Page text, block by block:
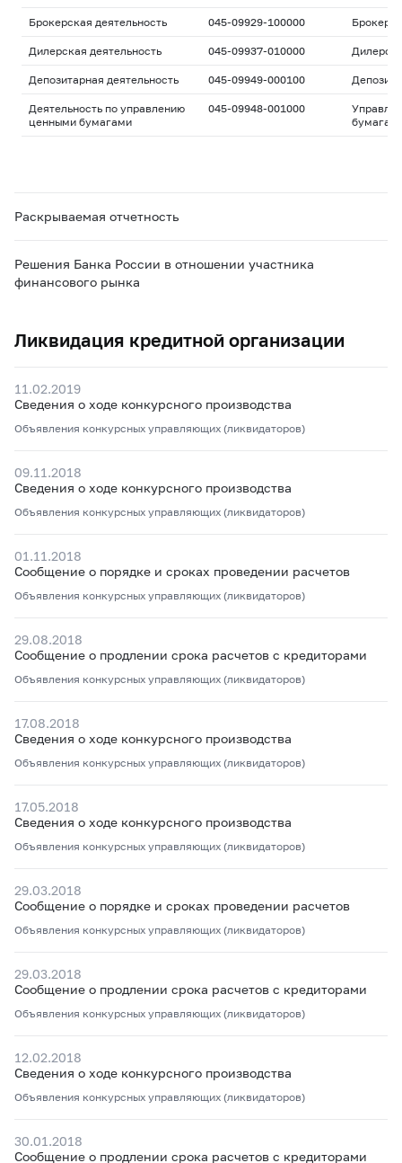
Брокерская деятельность 045-09929-100000
Дилерская деятельность 045-09937-010000
Депозитарная деятельность 045-09949-000100
Деятельность по управлению
ценными бумагами
045-09948-001000
Раскрываемая отчетность
Решения Банка России в отношении участника
финансового рынка
Ликвидация кредитной организации
11.02.2019
Сведения о ходе конкурсного производства
Объявления конкурсных управляющих (ликвидаторов)
09.11.2018
Сведения о ходе конкурсного производства
Объявления конкурсных управляющих (ликвидаторов)
01.11.2018
Сообщение о порядке и сроках проведении расчетов
Объявления конкурсных управляющих (ликвидаторов)
29.08.2018
Сообщение о продлении срока расчетов с кредиторами
Объявления конкурсных управляющих (ликвидаторов)
17.08.2018
Сведения о ходе конкурсного производства
Объявления конкурсных управляющих (ликвидаторов)
17.05.2018
Сведения о ходе конкурсного производства
Объявления конкурсных управляющих (ликвидаторов)
29.03.2018
Сообщение о порядке и сроках проведении расчетов
Объявления конкурсных управляющих (ликвидаторов)
29.03.2018
Сообщение о продлении срока расчетов с кредиторами
Объявления конкурсных управляющих (ликвидаторов)
12.02.2018
Сведения о ходе конкурсного производства
Объявления конкурсных управляющих (ликвидаторов)
30.01.2018
Сообщение о продлении срока расчетов с кредиторами